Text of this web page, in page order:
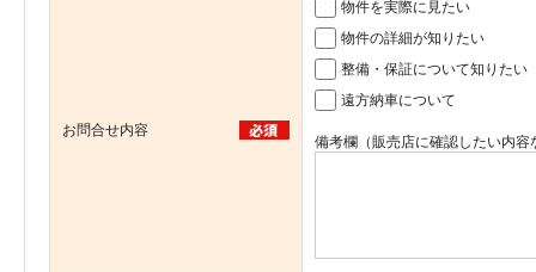
お問合せ内容
物件を実際に見たい
物件の詳細が知りたい
整備・保証について知りたい
遠方納車について
備考欄（販売店に確認したい内